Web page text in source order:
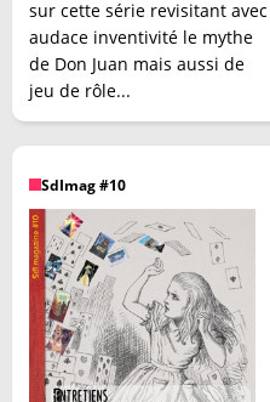
sur cette série revisitant avec
audace inventivité le mythe
de Don Juan mais aussi de
jeu de rôle...
SdImag #10